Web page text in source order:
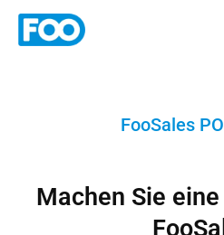
Zum
Inhalt
FooSales
Machen Sie